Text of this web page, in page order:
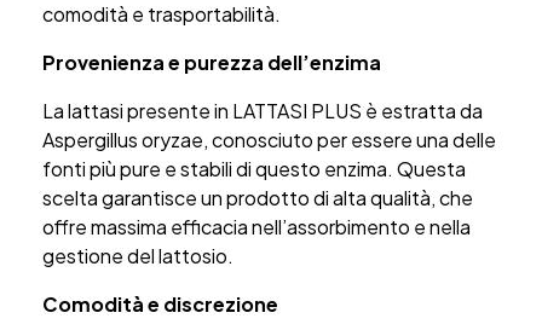
comodità e trasportabilità.
Provenienza e purezza dell’enzima
La lattasi presente in LATTASI PLUS è estratta da
Aspergillus oryzae, conosciuto per essere una delle
fonti più pure e stabili di questo enzima. Questa
scelta garantisce un prodotto di alta qualità, che
offre massima efficacia nell’assorbimento e nella
gestione del lattosio.
Comodità e discrezione